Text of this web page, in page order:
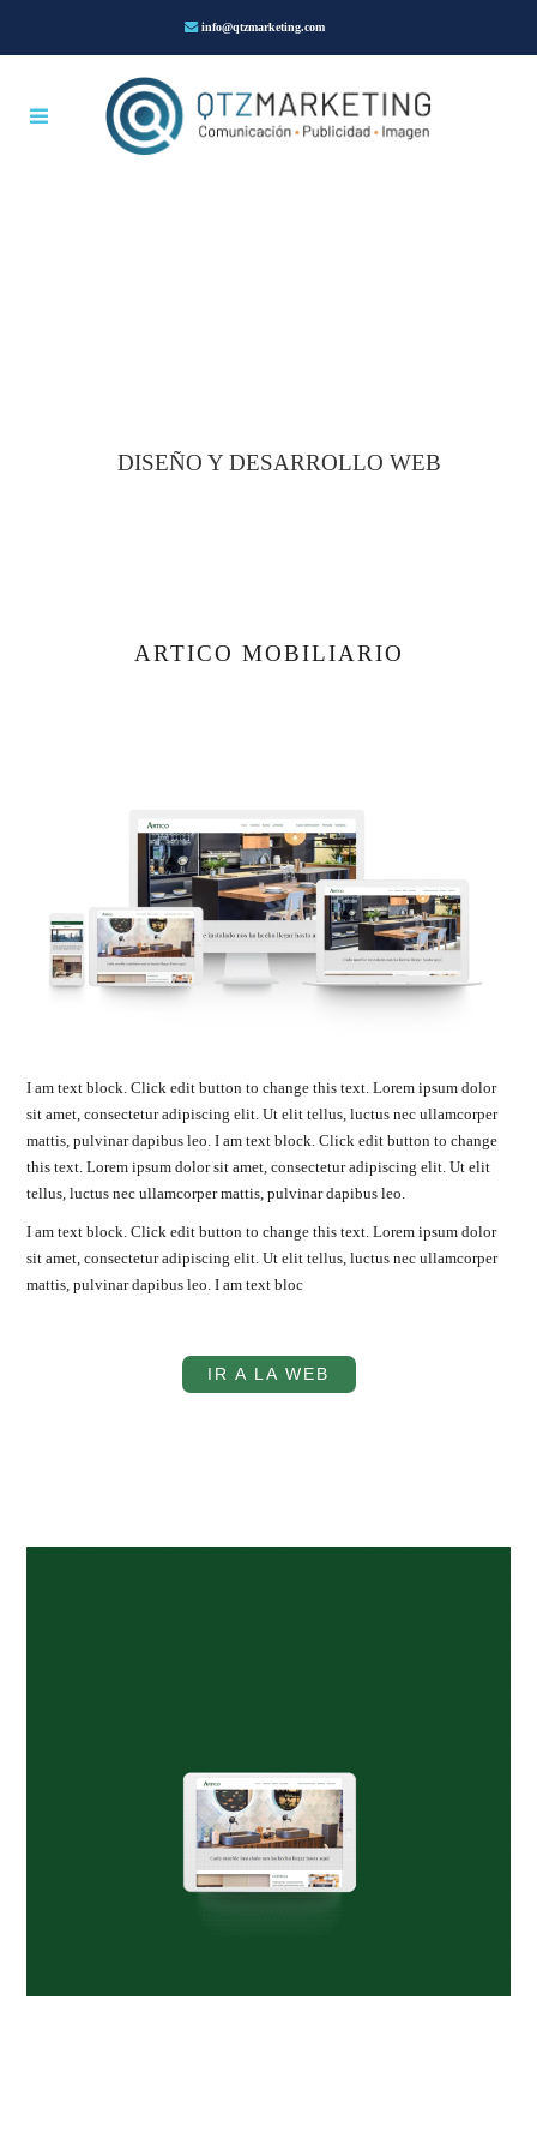
info@qtzmarketing.com
DISEÑO Y DESARROLLO WEB
ARTICO MOBILIARIO
I am text block. Click edit button to change this text. Lorem ipsum dolor
sit amet, consectetur adipiscing elit. Ut elit tellus, luctus nec ullamcorper
mattis, pulvinar dapibus leo. I am text block. Click edit button to change
this text. Lorem ipsum dolor sit amet, consectetur adipiscing elit. Ut elit
tellus, luctus nec ullamcorper mattis, pulvinar dapibus leo.
I am text block. Click edit button to change this text. Lorem ipsum dolor
sit amet, consectetur adipiscing elit. Ut elit tellus, luctus nec ullamcorper
mattis, pulvinar dapibus leo. I am text bloc
IR A LA WEB